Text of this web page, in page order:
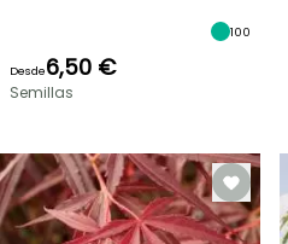
100
Desde6,50 €
Semillas